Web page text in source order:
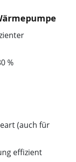
%
(auch für
effizient